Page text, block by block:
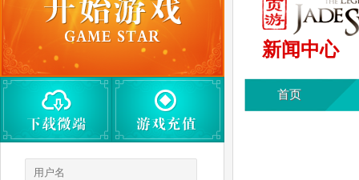
新闻中心
首页